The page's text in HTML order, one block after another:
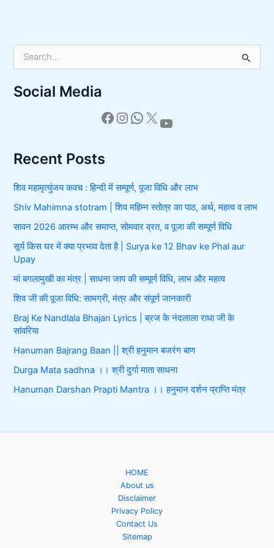
e
r
r
:
Social Media
Recent Posts
शिव महामृत्युंजय कवच : हिन्दी में सम्पूर्ण, पूजा विधि और लाभ
Shiv Mahimna stotram | शिव महिम्न स्तोत्र का पाठ, अर्थ, महत्व व लाभ
सावन 2026 आरम्भ और समाप्त, सोमवार व्रत, व पूजा की सम्पूर्ण विधि
सूर्य किस घर में क्या प्रभाव देता है | Surya ke 12 Bhav ke Phal aur
Upay
मां बगलामुखी का मंत्र | साधना जाप की सम्पूर्ण विधि, लाभ और महत्व
शिव जी की पूजा विधि: सामग्री, मंत्र और संपूर्ण जानकारी
Braj Ke Nandlala Bhajan Lyrics | ब्रज के नंदलाला राधा जी के
सांवरिया
Hanuman Bajrang Baan || श्री हनुमान बजरंग बाण
Durga Mata sadhna ।। श्री दुर्गा माता साधना
Hanuman Darshan Prapti Mantra ।। हनुमान दर्शन प्राप्ति मंत्र
HOME
About us
Disclaimer
Privacy Policy
Contact Us
Sitemap